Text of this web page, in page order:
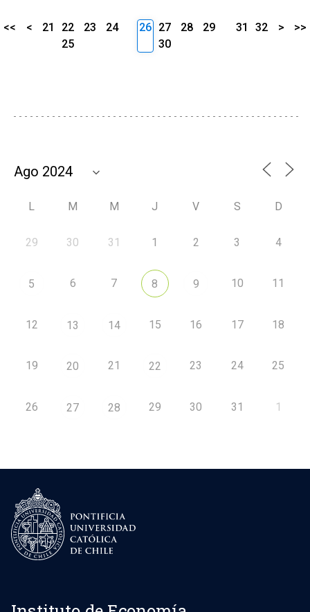
<< < 21 22 23
24
25
26 27 28
29
30
31 32 > >>
L M M J V S D
29 30 31 1 2 3 4
5 6 7 8 9 10 11
12 13 14 15 16 17 18
19 20 21 22 23 24 25
26 27 28 29 30 31 1